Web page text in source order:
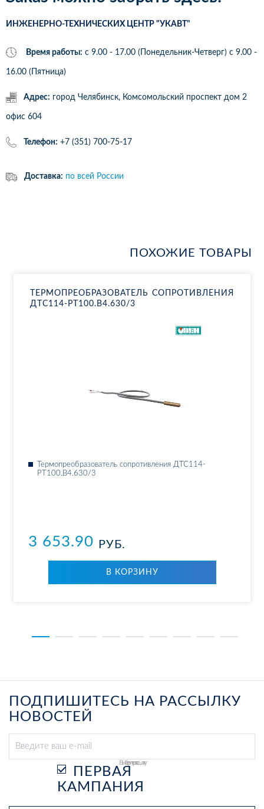
ИНЖЕНЕРНО-ТЕХНИЧЕСКИХ ЦЕНТР "УКАВТ"
Время работы: с 9.00 - 17.00 (Понедельник-Четверг) c 9.00 -
16.00 (Пятница)
Адрес: город Челябинск, Комсомольский проспект дом 2
офис 604
Телефон: +7 (351) 700-75-17
Доставка: по всей России
ПОХОЖИЕ ТОВАРЫ
ТЕР­МО­ПРЕ­ОБ­РА­ЗО­ВА­ТЕЛЬ СО­ПРО­ТИВ­ЛЕ­НИЯ
ДТ­С114-РТ100.В4.630/3
Тер­мо­пре­об­ра­зо­ва­тель со­про­тив­ле­ния ДТ­С114-
РТ100.В4.630/3
3 653.90 РУБ.
В КОР­ЗИ­НУ
ПОДПИШИТЕСЬ НА РАССЫЛКУ
НОВОСТЕЙ
Выберите рассылку
ПЕРВАЯ
КАМПАНИЯ